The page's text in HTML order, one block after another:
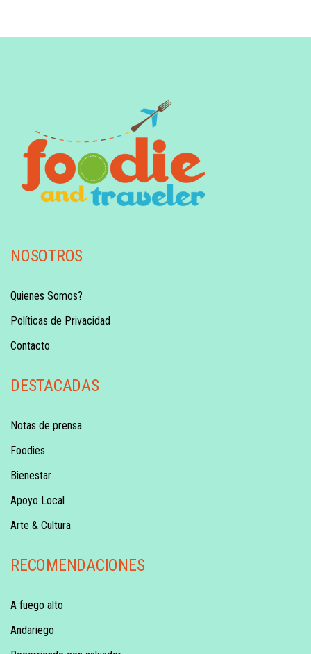
NOSOTROS
Quienes Somos?
Políticas de Privacidad
Contacto
DESTACADAS
Notas de prensa
Foodies
Bienestar
Apoyo Local
Arte & Cultura
RECOMENDACIONES
A fuego alto
Andariego